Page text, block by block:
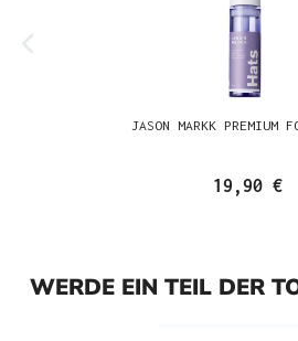
JASON MARKK PREMIUM
19,90 €
WERDE EIN TEIL DER